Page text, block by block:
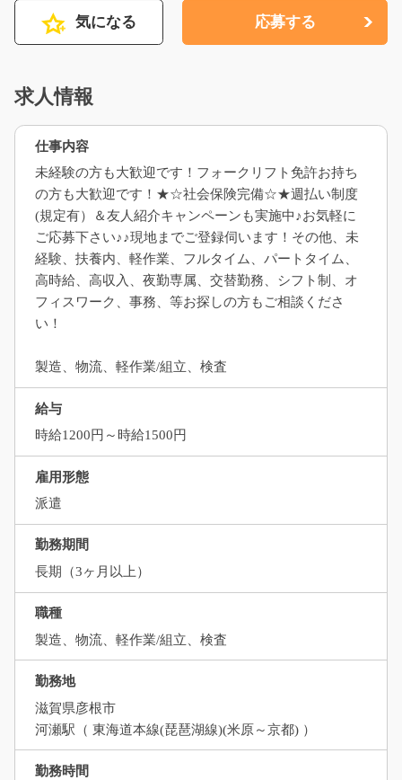
気になる 応募する
求人情報
仕事内容
未経験の方も大歓迎です！フォークリフト免許お持ち
の方も大歓迎です！★☆社会保険完備☆★週払い制度
(規定有）＆友人紹介キャンペーンも実施中♪お気軽に
ご応募下さい♪♪現地までご登録伺います！その他、未
経験、扶養内、軽作業、フルタイム、パートタイム、
高時給、高収入、夜勤専属、交替勤務、シフト制、オ
フィスワーク、事務、等お探しの方もご相談くださ
い！
製造、物流、軽作業/組立、検査
給与
時給1200円～時給1500円
雇用形態
派遣
勤務期間
長期（3ヶ月以上）
職種
製造、物流、軽作業/組立、検査
勤務地
滋賀県彦根市
河瀬駅（ 東海道本線(琵琶湖線)(米原～京都) ）
勤務時間